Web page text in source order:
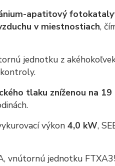
apatitový
v miestnostiach,
jednotku z
tlaku zníženou na 19
výkon 4,0 kW,
vnútornú jednotku